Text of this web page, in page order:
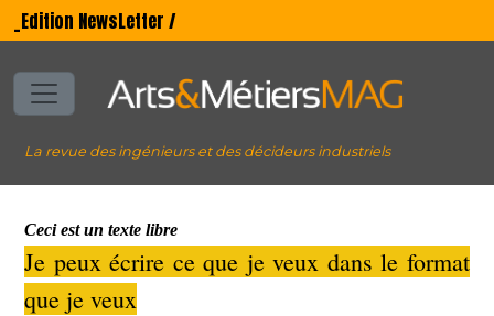
_Edition NewsLetter /
La revue des ingénieurs et des décideurs industriels
Ceci est un texte libre
Je peux écrire ce que je veux dans le format
que je veux